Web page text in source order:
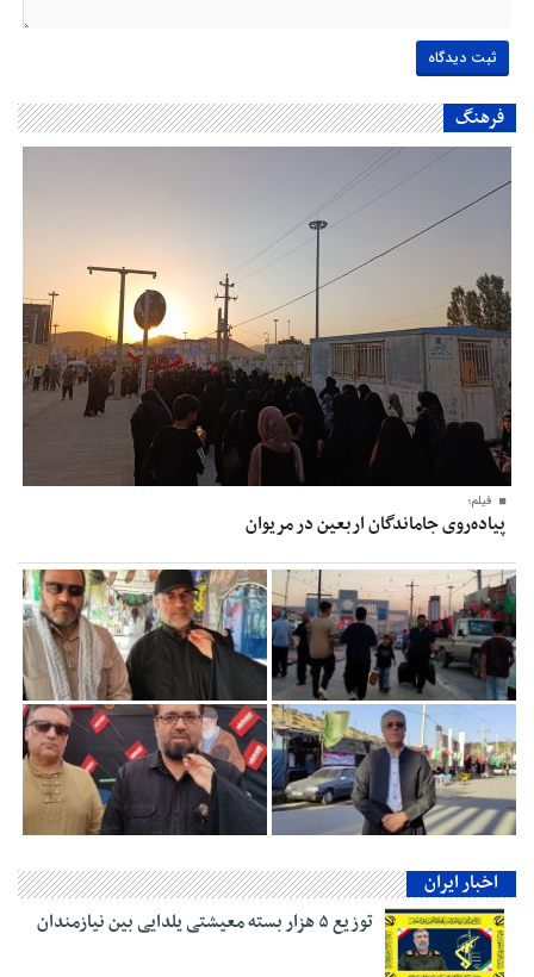
فرهنگ
فیلم؛
پیاده‌روی جاماندگان اربعین در مریوان
اخبار ایران
توزیع ۵ هزار بسته معیشتی یلدایی بین نیازمندان